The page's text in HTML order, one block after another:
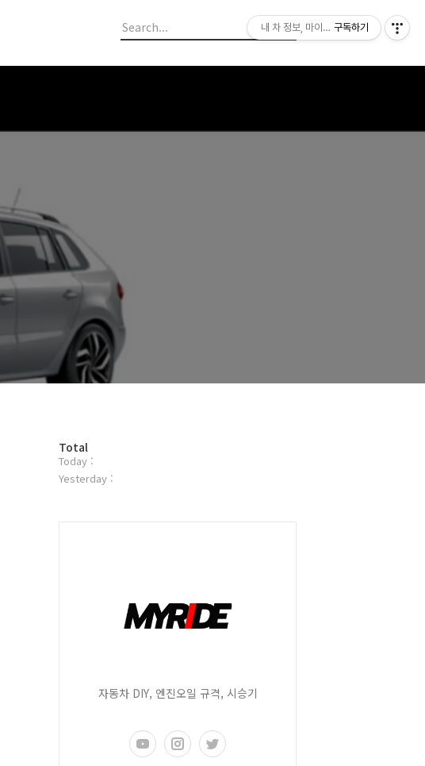
방
문
자
Total
Today :
Yesterday :
자동차 DIY, 엔진오일 규격, 시승기
내 차 정보, 마이라이드구독하기